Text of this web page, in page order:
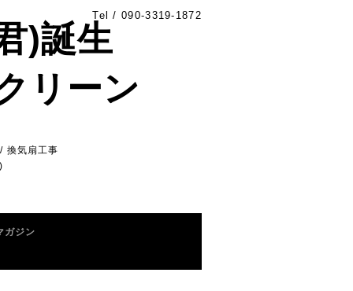
Tel /090-3319-1872
)誕生
リーン
換気扇工事
ガジン